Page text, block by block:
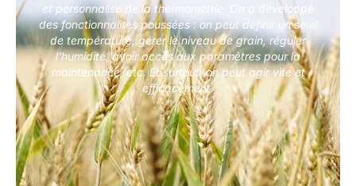
et personnalisé de la thermométrie. On a développé
des fonctionnalités poussées : on peut définir un seuil
de température, gérer le niveau de grain, réguler
l'humidité, avoir accès aux paramètres pour la
maintenance, etc. Et surtout, on peut agir vite et
efficacement.